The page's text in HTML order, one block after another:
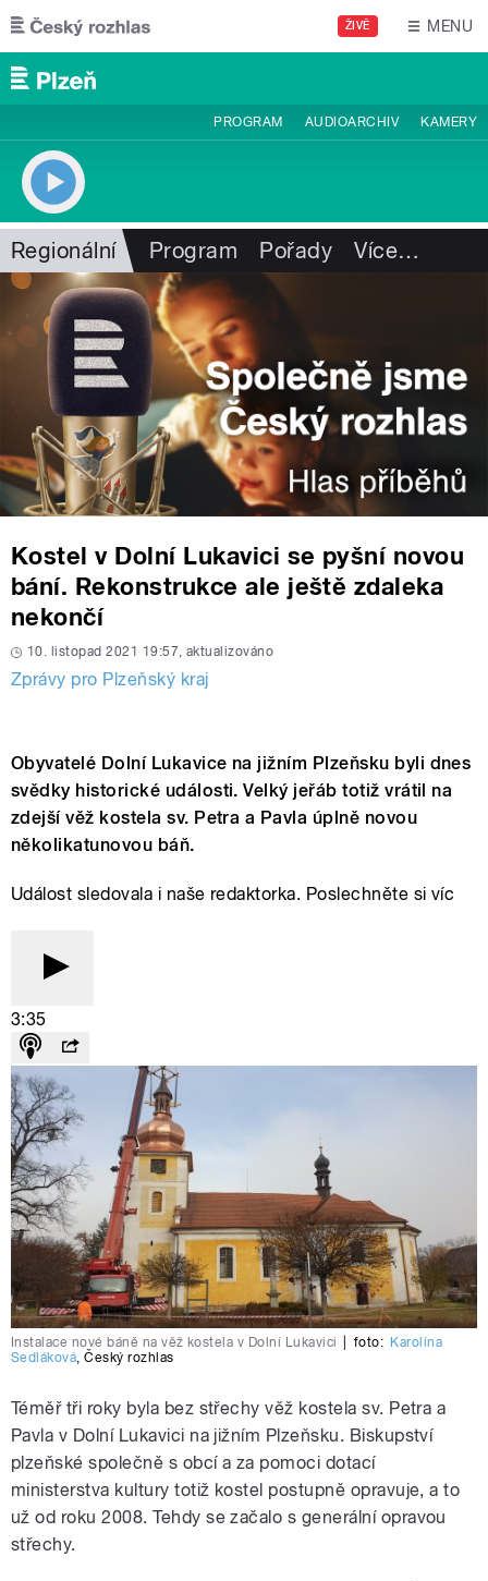
Přejít k hlavnímu obsahu
ŽIVĚ MENU
PROGRAM AUDIOARCHIV KAMERY
Regionální Program Pořady Více…
Kostel v Dolní Lukavici se pyšní novou
bání. Rekonstrukce ale ještě zdaleka
nekončí
10. listopad 2021 19:57, aktualizováno
Zprávy pro Plzeňský kraj
Obyvatelé Dolní Lukavice na jižním Plzeňsku byli dnes
svědky historické události. Velký jeřáb totiž vrátil na
zdejší věž kostela sv. Petra a Pavla úplně novou
několikatunovou báň.
Událost sledovala i naše redaktorka. Poslechněte si víc
3:35
Instalace nové báně na věž kostela v Dolní Lukavici foto: Karolína
Sedláková,Český rozhlas
Téměř tři roky byla bez střechy věž kostela sv. Petra a
Pavla v Dolní Lukavici na jižním Plzeňsku. Biskupství
plzeňské společně s obcí a za pomoci dotací
ministerstva kultury totiž kostel postupně opravuje, a to
už od roku 2008. Tehdy se začalo s generální opravou
střechy.